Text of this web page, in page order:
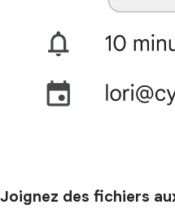
Joignez des fichiers